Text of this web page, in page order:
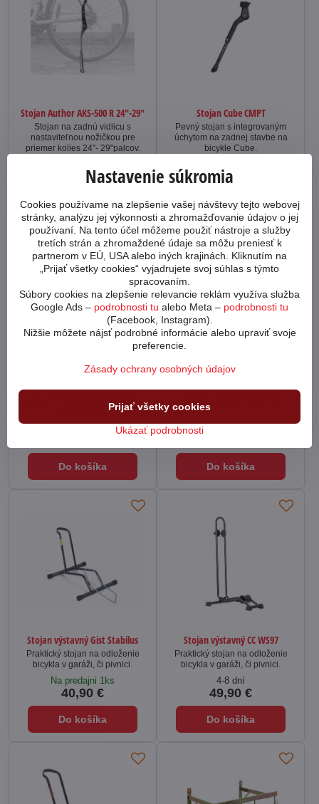
Stojan Author AKS-500 R 24"-29"
Stojan na zadnú vidlicu s
nastaviteľnou nožičkou pre
priemer kolies 24"- 29"palcov.
22,50 €
Do košíka
Stojan Cube CMPT
Pevný stojan s integrovaným
úchytom na zadnej stavbe na
bicykle Cube.
24,95 €
Do košíka
Stojan Cube Acid FM Pure
Pevný stojan s integrovaným
úchytom na zadnej stavbe na
Na predajni 2 a viac ks
Do košíka
Stojan výstavný Longus Swing
Praktický stojan na odloženie
bicykla v garáži, či pivnici.
Externy sklad 4-8 dní
Do košíka
Stojan výstavný Gist Stabilus
Praktický stojan na odloženie
bicykla v garáži, či pivnici.
Na predajni 1ks
40,90 €
Do košíka
Stojan výstavný CC WS97
Praktický stojan na odloženie
bicykla v garáži, či pivnici.
4-8 dní
49,90 €
Do košíka
Nastavenie súkromia
Cookies používame na zlepšenie vašej návštevy tejto webovej
stránky, analýzu jej výkonnosti a zhromažďovanie údajov o jej
používaní. Na tento účel môžeme použiť nástroje a služby
tretích strán a zhromaždené údaje sa môžu preniesť k
partnerom v EÚ, USA alebo iných krajinách. Kliknutím na
„Prijať všetky cookies“ vyjadrujete svoj súhlas s týmto
spracovaním.
Súbory cookies na zlepšenie relevancie reklám využíva služba
Google Ads – podrobnosti tu alebo Meta – podrobnosti tu
(Facebook, Instagram).
Nižšie môžete nájsť podrobné informácie alebo upraviť svoje
preferencie.
Zásady ochrany osobných údajov
Ukázať podrobnosti
Prijať všetky cookies